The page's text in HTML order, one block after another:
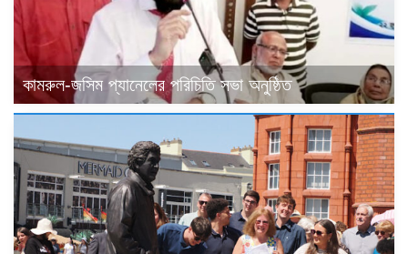
কামরুল-জসিম প্যানেলের পরিচিতি সভা অনুষ্ঠিত